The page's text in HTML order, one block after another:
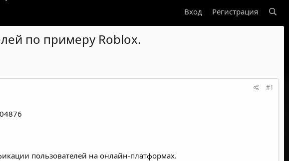
Вход Регистрация
по примеру Roblox.
#1
пользователей на онлайн-платформах.